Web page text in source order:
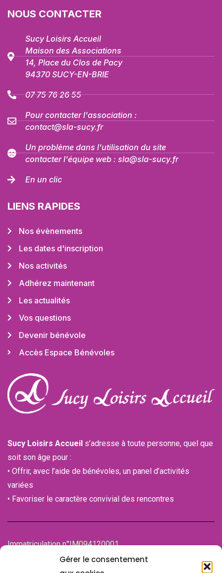
Gérer le consentement
NOUS CONTACTER
Sucy Loisirs Accueil
Maison des Associations
14, Place du Clos de Pacy
94370 SUCY-EN-BRIE
07 75 76 26 55
Pour contacter l'association :
contact@sla-sucy.fr
Un problème dans l'utilisation du site
contacter l'équipe web : sla@sla-sucy.fr
En un clic
LIENS RAPIDES
Nos évènements
Les dates d'inscription
Nos activités
Adhérez maintenant
Les actualités
Vos questions
Devenir bénévole
Accès Espace Bénévoles
Sucy Loisirs Accueil s’adresse à toute personne, quel que
soit son âge pour :
• Offrir, avec l’aide de bénévoles, un panel d’activités
variées
• Favoriser le caractère convivial des rencontres
Immatriculation n°IM094120001
de la Chambre des associations (CDA)